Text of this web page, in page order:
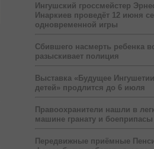
Ингушский гроссмейстер
Инаркиев проведёт 12 июня
одновременной игры
Сбившего насмерть ребенка
разыскивает полиция
Выставка «Будущее
детей» продлится до 6 июля
Правоохранители нашли в
машине гранату и боеприпасы
Передвижные приёмные